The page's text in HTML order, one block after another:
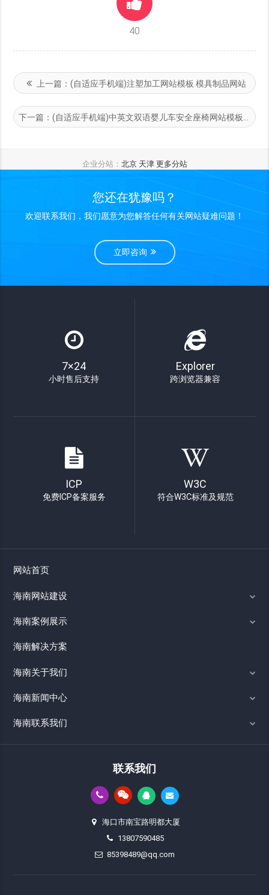
40
上一篇：(自适应手机端)注塑加工网站模板 模具制品网站
下一篇：(自适应手机端)中英文双语婴儿车安全座椅网站模板
企业分站： 北京 天津 更多分站
您还在犹豫吗？
欢迎联系我们，我们愿意为您解答任何有关网站疑难问题！
立即咨询
7×24
小时售后支持
Explorer
跨浏览器兼容
ICP
免费ICP备案服务
W3C
符合W3C标准及规范
网站首页
海南网站建设
海南案例展示
海南解决方案
海南关于我们
海南新闻中心
海南联系我们
联系我们
海口市南宝路明都大厦
13807590485
85398489@qq.com